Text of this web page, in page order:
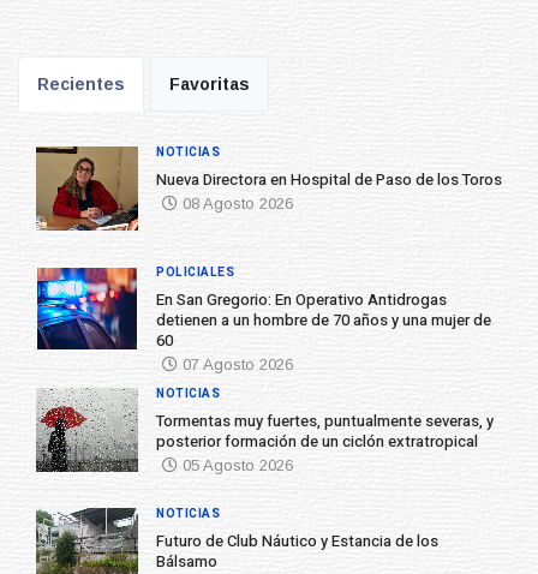
Recientes Favoritas
Nueva Directora en Hospital de Paso de los Toros
08 Agosto 2026
NOTICIAS
En San Gregorio: En Operativo Antidrogas
detienen a un hombre de 70 años y una mujer de
60
07 Agosto 2026
POLICIALES
Tormentas muy fuertes, puntualmente severas, y
posterior formación de un ciclón extratropical
05 Agosto 2026
NOTICIAS
Futuro de Club Náutico y Estancia de los
Bálsamo
NOTICIAS